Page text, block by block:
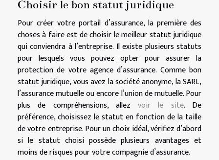
Choisir le bon statut juridique
Pour créer votre portail d’assurance, la première des
choses à faire est de choisir le meilleur statut juridique
qui conviendra à l’entreprise. Il existe plusieurs statuts
pour lesquels vous pouvez opter pour assurer la
protection de votre agence d’assurance. Comme bon
statut juridique, vous avez la société anonyme, la SARL,
l’assurance mutuelle ou encore l’union de mutuelle. Pour
plus de compréhensions, allezvoir le site. De
préférence, choisissez le statut en fonction de la taille
de votre entreprise. Pour un choix idéal, vérifiez d’abord
si le statut choisi possède plusieurs avantages et
moins de risques pour votre compagnie d’assurance.